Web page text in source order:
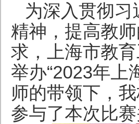
为深入贯彻
精神，提高教
求，上海市教
举办“2023年上
师的带领下，
参与了本次比